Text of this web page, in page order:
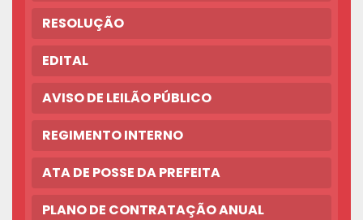
RESOLUÇÃO
EDITAL
AVISO DE LEILÃO PÚBLICO
REGIMENTO INTERNO
ATA DE POSSE DA PREFEITA
PLANO DE CONTRATAÇÃO ANUAL